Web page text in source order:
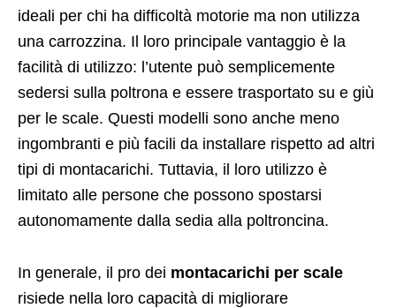
ideali per chi ha difficoltà motorie ma non utilizza
una carrozzina. Il loro principale vantaggio è la
facilità di utilizzo: l’utente può semplicemente
sedersi sulla poltrona e essere trasportato su e giù
per le scale. Questi modelli sono anche meno
ingombranti e più facili da installare rispetto ad altri
tipi di montacarichi. Tuttavia, il loro utilizzo è
limitato alle persone che possono spostarsi
autonomamente dalla sedia alla poltroncina.
In generale, il pro dei montacarichi per scale
risiede nella loro capacità di migliorare